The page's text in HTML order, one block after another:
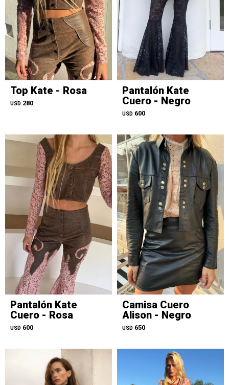
Top Kate - Rosa
USD 280
Pantalón Kate
Cuero - Negro
USD 600
Pantalón Kate
Cuero - Rosa
USD 600
Camisa Cuero
Alison - Negro
USD 650